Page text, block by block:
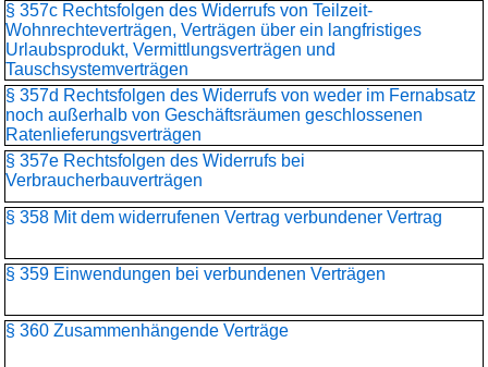
§ 357c Rechtsfolgen des Widerrufs von Teilzeit-
Wohnrechteverträgen, Verträgen über ein langfristiges
Urlaubsprodukt, Vermittlungsverträgen und
Tauschsystemverträgen
§ 357d Rechtsfolgen des Widerrufs von weder im Fernabsatz
noch außerhalb von Geschäftsräumen geschlossenen
Ratenlieferungsverträgen
§ 357e Rechtsfolgen des Widerrufs bei
Verbraucherbauverträgen
§ 358 Mit dem widerrufenen Vertrag verbundener Vertrag
§ 359 Einwendungen bei verbundenen Verträgen
§ 360 Zusammenhängende Verträge